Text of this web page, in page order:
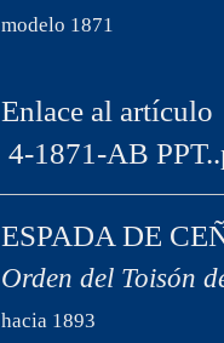
modelo 1871
Enlace al artículo
4-1871-AB
ESPADA DE
Orden del Toisón
hacia 1893